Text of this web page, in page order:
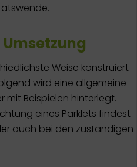
Weise konstruiert
wird eine allgemeine
mit Beispielen hinterlegt.
eines Parklets findest
auch bei den zuständigen